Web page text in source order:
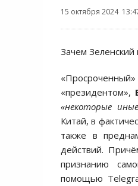
15 октября 2024
Зачем Зеленский
«президентом»,
«некоторые
Китай, в
также в
действий.
признанию
помощью